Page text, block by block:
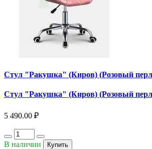
Стул "Ракушка" (Киров) (Розовый
Стул "Ракушка" (Киров) (Розовый
5 490.00 ₽
В наличии Купить